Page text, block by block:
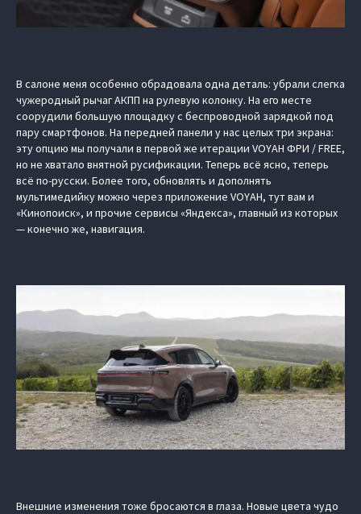
В салоне меня особенно обрадовала одна деталь: убрали слегка
чужеродный рычаг АКПП на рулевую колонку. На его месте
соорудили большую площадку с беспроводной зарядкой под
пару смартфонов. На передней панели у нас целых три экрана:
эту опцию мы получали в первой же итерации VOYAH ФРИ / FREE,
но не хватало внятной русификации. Теперь всё ясно, теперь
всё по-русски. Более того, обновлять и дополнять
мультимедийку можно через приложение VOYAH, тут вам и
«Кинопоиск», и прочие сервисы «Яндекса», главный из которых
— конечно же, навигация.
Внешние изменения тоже бросаются в глаза. Новые цвета чудо